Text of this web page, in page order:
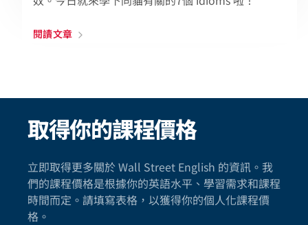
閱讀文章
取得你的課程價格
立即取得更多關於 Wall Street English 的資訊。我
們的課程價格是根據你的英語水平、學習需求和課程
時間而定。請填寫表格，以獲得你的個人化課程價
格。